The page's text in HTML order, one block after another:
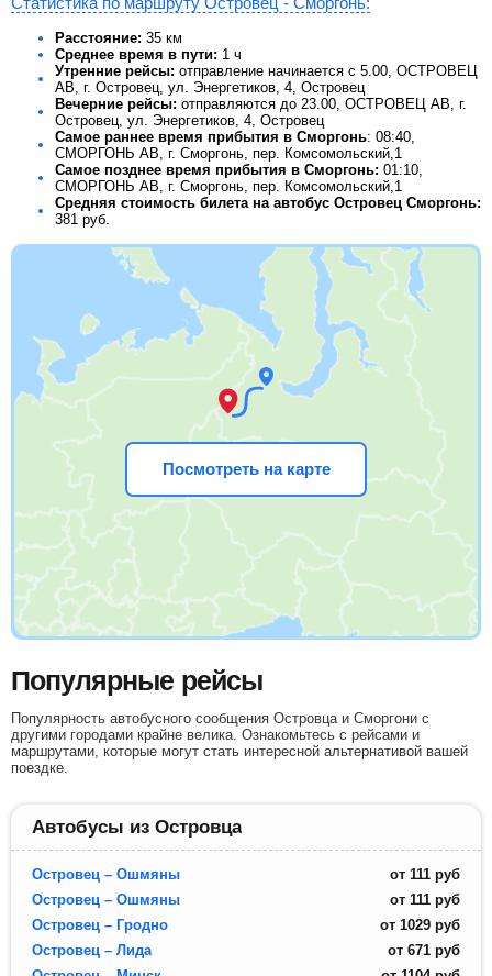
Расстояние: 35 км
Среднее время в пути: 1 ч
Утренние рейсы: отправление начинается с 5.00, ОСТРОВЕЦ
АВ, г. Островец, ул. Энергетиков, 4, Островец
Вечерние рейсы: отправляются до 23.00, ОСТРОВЕЦ АВ, г.
Островец, ул. Энергетиков, 4, Островец
Самое раннее время прибытия в Сморгонь: 08:40,
СМОРГОНЬ АВ, г. Сморгонь, пер. Комсомольский,1
Самое позднее время прибытия в Сморгонь: 01:10,
СМОРГОНЬ АВ, г. Сморгонь, пер. Комсомольский,1
Средняя стоимость билета на автобус Островец Сморгонь:
381 руб.
Посмотреть на карте
Популярные рейсы
Популярность автобусного сообщения Островца и Сморгони с
другими городами крайне велика. Ознакомьтесь с рейсами и
маршрутами, которые могут стать интересной альтернативой вашей
поездке.
Автобусы из Островца
Островец – Ошмяны от 111 руб
Островец – Ошмяны
от 111 руб
Островец – Гродно
от 1029 руб
Островец – Лида
от 671 руб